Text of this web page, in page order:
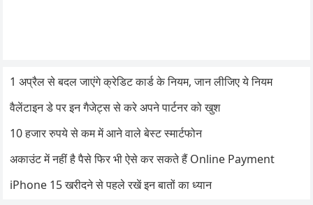
1 अप्रैल से बदल जाएंगे क्रेडिट कार्ड के नियम, जान लीजिए ये नियम
वैलेंटाइन डे पर इन गैजेट्स से करे अपने पार्टनर को खुश
10 हजार रुपये से कम में आने वाले बेस्ट स्मार्टफोन
अकाउंट में नहीं है पैसे फिर भी ऐसे कर सकते हैं Online Payment
iPhone 15 खरीदने से पहले रखें इन बातों का ध्यान